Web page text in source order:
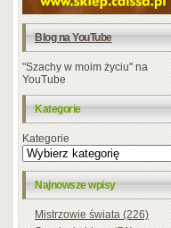
Blog na YouTube
"Szachy w moim życiu" na
YouTube
Kategorie
Kategorie
Najnowsze wpisy
Mistrzowie świata (226)